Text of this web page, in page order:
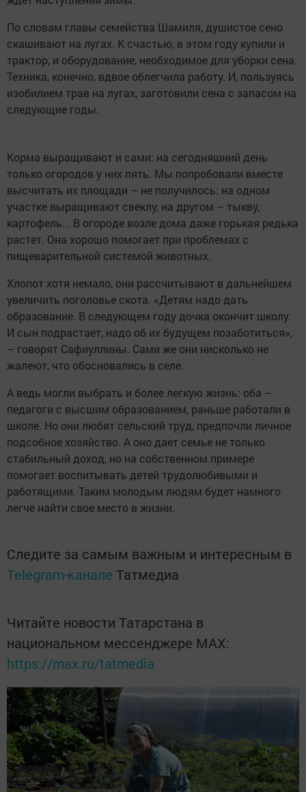
По словам главы семейства Шамиля, душистое сено
скашивают на лугах. К счастью, в этом году купили и
трактор, и оборудование, необходимое для уборки сена.
Техника, конечно, вдвое облегчила работу. И, пользуясь
изобилием трав на лугах, заготовили сена с запасом на
следующие годы.
Корма выращивают и сами: на сегодняшний день
только огородов у них пять. Мы попробовали вместе
высчитать их площади – не получилось: на одном
участке выращивают свеклу, на другом – тыкву,
картофель... В огороде возле дома даже горькая редька
растет. Она хорошо помогает при проблемах с
пищеварительной системой животных.
Хлопот хотя немало, они рассчитывают в дальнейшем
увеличить поголовье скота. «Детям надо дать
образование. В следующем году дочка окончит школу.
И сын подрастает, надо об их будущем позаботиться»,
– говорят Сафиуллины. Сами же они нисколько не
жалеют, что обосновались в селе.
А ведь могли выбрать и более легкую жизнь: оба –
педагоги с высшим образованием, раньше работали в
школе. Но они любят сельский труд, предпочли личное
подсобное хозяйство. А оно дает семье не только
стабильный доход, но на собственном примере
помогает воспитывать детей трудолюбивыми и
работящими. Таким молодым людям будет намного
легче найти свое место в жизни.
Следите за самым важным и интересным в
Telegram-канале Татмедиа
Читайте новости Татарстана в
национальном мессенджере MАХ:
https://max.ru/tatmedia